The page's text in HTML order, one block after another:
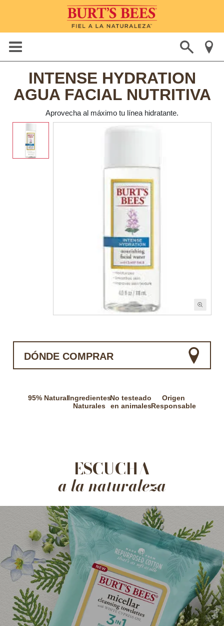
INTENSE HYDRATION
AGUA FACIAL NUTRITIVA
Aprovecha al máximo tu línea hidratante.
DÓNDE COMPRAR
95% NaturalIngredientes
Naturales
No testeado
en animales
Origen
Responsable
ESCUCHA
a la naturaleza